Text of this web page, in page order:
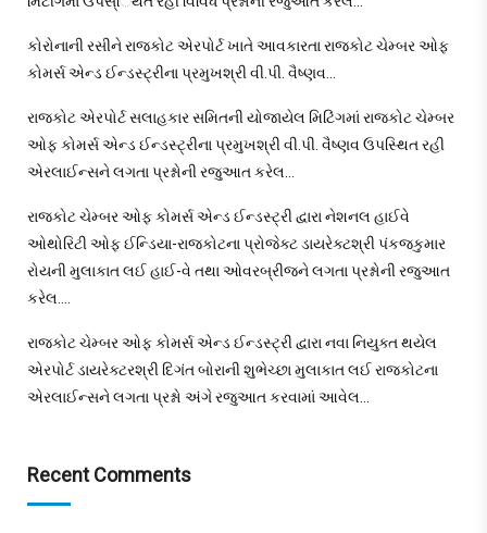
કોરોનાની રસીને રાજકોટ એરપોર્ટ ખાતે આવકારતા રાજકોટ ચેમ્બર ઓફ
કોમર્સ એન્ડ ઈન્ડસ્ટ્રીના પ્રમુખશ્રી વી.પી. વૈષ્ણવ…
રાજકોટ એરપોર્ટ સલાહકાર સમિતની યોજાયેલ મિટિંગમાં રાજકોટ ચેમ્બર
ઓફ કોમર્સ એન્ડ ઈન્ડસ્ટ્રીના પ્રમુખશ્રી વી.પી. વૈષ્ણવ ઉપસ્થિત રહી
એરલાઈન્સને લગતા પ્રશ્નોની રજુઆત કરેલ…
રાજકોટ ચેમ્બર ઓફ કોમર્સ એન્ડ ઈન્ડસ્ટ્રી દ્વારા નેશનલ હાઈવે
ઓથોરિટી ઓફ ઈન્ડિયા-રાજકોટના પ્રોજેક્ટ ડાયરેક્ટશ્રી પંકજકુમાર
રોયની મુલાકાત લઈ હાઈ-વે તથા ઓવરબ્રીજને લગતા પ્રશ્નોની રજુઆત
કરેલ….
રાજકોટ ચેમ્બર ઓફ કોમર્સ એન્ડ ઈન્ડસ્ટ્રી દ્વારા નવા નિયુક્ત થયેલ
એરપોર્ટ ડાયરેક્ટરશ્રી દિગંત બોરાની શુભેચ્છા મુલાકાત લઈ રાજકોટના
એરલાઈન્સને લગતા પ્રશ્નો અંગે રજુઆત કરવામાં આવેલ…
Recent Comments